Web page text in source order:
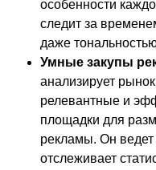
особенности
следит за
даже
Умные закупы
анализирует
релевантные и
площадки для
рекламы. Он
отслеживает